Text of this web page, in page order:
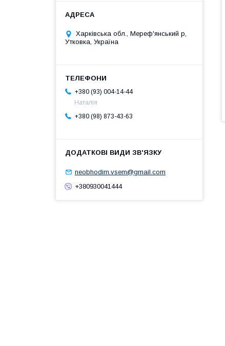
Харківська обл., Мереф'янський р,
Утковка, Україна
+380 (93) 004-14-44
Наталія
+380 (98) 873-43-63
neobhodim.vsem@gmail.com
+380930041444